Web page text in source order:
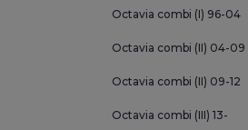
Octavia combi (I) 96-04
Octavia combi (II) 04-09
Octavia combi (II) 09-12
Octavia combi (III) 13-